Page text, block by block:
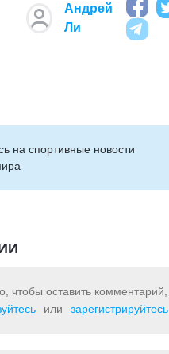
Андрей
Ли
на cпортивные новости
чтобы оставить комментарий,
или зарегистрируйтесь